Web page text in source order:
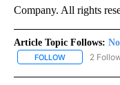
Company. All rights
Article Topic Follows:
FOLLOW FOLLOW
2